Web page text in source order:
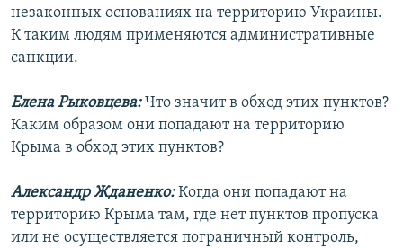
незаконных основаниях на территорию Украины.
К таким людям применяются административные
санкции.
Елена Рыковцева:Что значит в обход этих пунктов?
Каким образом они попадают на территорию
Крыма в обход этих пунктов?
Александр Жданенко:Когда они попадают на
территорию Крыма там, где нет пунктов пропуска
или не осуществляется пограничный контроль,